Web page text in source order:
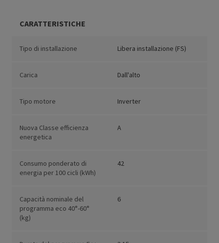
CARATTERISTICHE
Tipo di installazione Libera installazione (FS)
Carica Dall'alto
Tipo motore Inverter
Nuova Classe efficienza
energetica
A
Consumo ponderato di
energia per 100 cicli (kWh)
42
Capacità nominale del
programma eco 40°-60°
(kg)
6